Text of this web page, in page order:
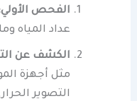
الفحص الأولي
عداد المياه
الكشف عن
مثل أجهزة
التصوير